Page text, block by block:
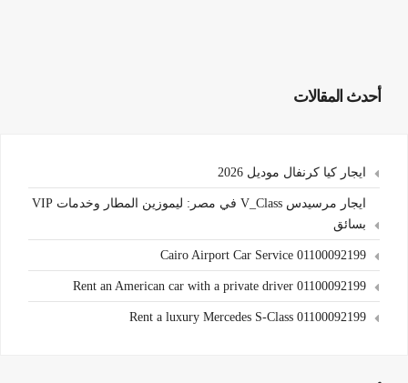
أحدث المقالات
ايجار كيا كرنفال موديل 2026
ايجار مرسيدس V_Class في مصر: ليموزين المطار وخدمات VIP
بسائق
Cairo Airport Car Service 01100092199
Rent an American car with a private driver 01100092199
Rent a luxury Mercedes S-Class 01100092199